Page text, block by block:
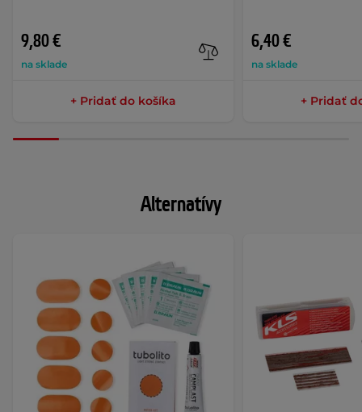
9,80 €
na sklade
+ Pridať do košíka
6,40 €
na sklade
+ Pridať
Alternatívy